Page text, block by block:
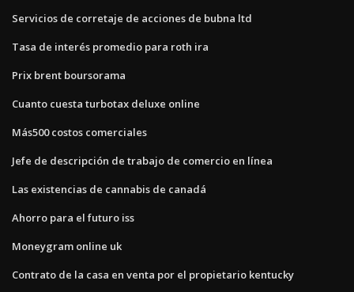
Servicios de corretaje de acciones de bubna ltd
Tasa de interés promedio para roth ira
Prix brent boursorama
Cuanto cuesta turbotax deluxe online
Más500 costos comerciales
Jefe de descripción de trabajo de comercio en línea
Las existencias de cannabis de canadá
Ahorro para el futuro iss
Moneygram online uk
Contrato de la casa en venta por el propietario kentucky